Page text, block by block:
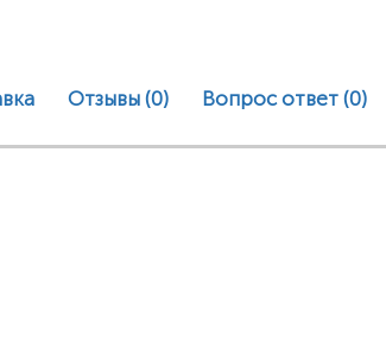
Отзывы (0) Вопрос ответ (0)